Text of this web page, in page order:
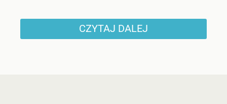
CZYTAJ DALEJ